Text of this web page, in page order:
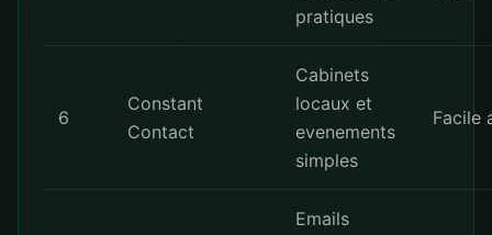
pratiques
6
Constant
Contact
Cabinets
locaux et
evenements
simples
Facile
Emails